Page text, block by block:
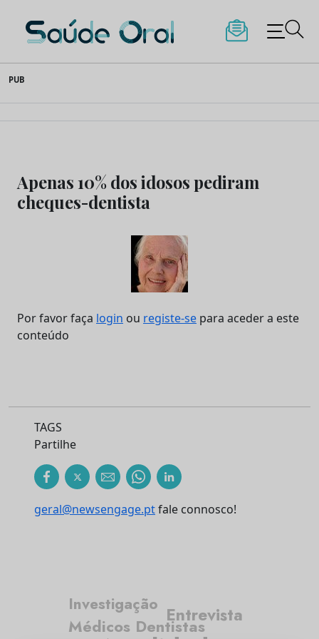
to
content
Saúde Oral
PUB
Apenas 10% dos idosos pediram
cheques-dentista
Por favor faça login ou registe-se para aceder a este
conteúdo
TAGS
Partilhe
geral@newsengage.ptfale connosco!
Médicos DentistasEntrevista
Investigação